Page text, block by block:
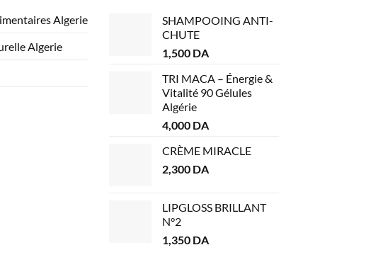
Algerie
Algerie
SHAMPOOING ANTI-
CHUTE
1,500 DA
TRI MACA – Énergie &
Vitalité 90 Gélules
Algérie
4,000 DA
CRÈME MIRACLE
2,300 DA
LIPGLOSS BRILLANT
N°2
1,350 DA